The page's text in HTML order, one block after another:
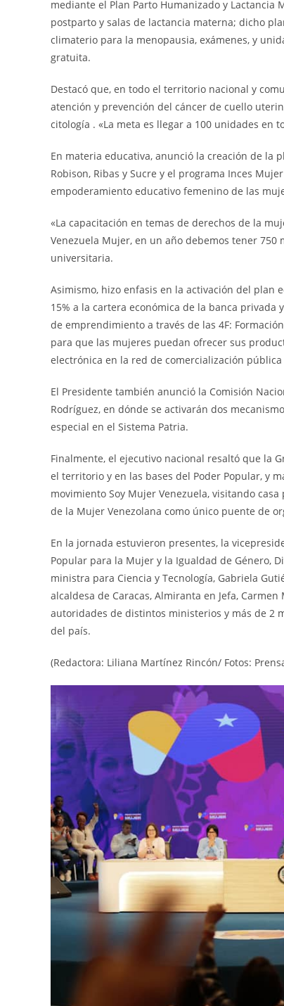
mediante el Plan Parto Humanizado y
postparto y salas de lactancia materna; dicho
climaterio para la menopausia, exámenes, y
gratuita.
Destacó que, en todo el territorio nacional y
atención y prevención del cáncer de cuello
citología . «La meta es llegar a 100 unidades en
En materia educativa, anunció la creación de la
Robison, Ribas y Sucre y el programa Inces
empoderamiento educativo femenino de las
«La capacitación en temas de derechos de la
Venezuela Mujer, en un año debemos tener
universitaria.
Asimismo, hizo enfasis en la activación del plan
15% a la cartera económica de la banca
de emprendimiento a través de las 4F:
para que las mujeres puedan ofrecer sus
electrónica en la red de comercialización
El Presidente también anunció la Comisión
Rodríguez, en dónde se activarán dos
especial en el Sistema Patria.
Finalmente, el ejecutivo nacional resaltó que la
el territorio y en las bases del Poder Popular, y
movimiento Soy Mujer Venezuela, visitando
de la Mujer Venezolana como único puente de
En la jornada estuvieron presentes, la
Popular para la Mujer y la Igualdad de Género,
ministra para Ciencia y Tecnología, Gabriela
alcaldesa de Caracas, Almiranta en Jefa,
autoridades de distintos ministerios y más de 2
del país.
(Redactora: Liliana Martínez Rincón/ Fotos: